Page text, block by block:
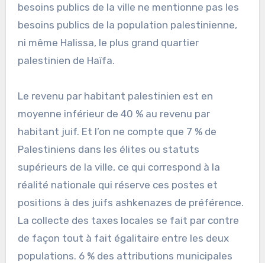
besoins publics de la ville ne mentionne pas les
besoins publics de la population palestinienne,
ni même Halissa, le plus grand quartier
palestinien de Haïfa.
Le revenu par habitant palestinien est en
moyenne inférieur de 40 % au revenu par
habitant juif. Et l’on ne compte que 7 % de
Palestiniens dans les élites ou statuts
supérieurs de la ville, ce qui correspond à la
réalité nationale qui réserve ces postes et
positions à des juifs ashkenazes de préférence.
La collecte des taxes locales se fait par contre
de façon tout à fait égalitaire entre les deux
populations. 6 % des attributions municipales